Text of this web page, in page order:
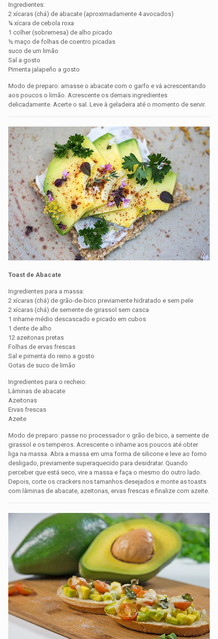
Ingredientes:
2 xícaras (chá) de abacate (aproximadamente 4 avocados)
¼ xícara de cebola roxa
1 colher (sobremesa) de alho picado
½ maço de folhas de coentro picadas
suco de um limão
Sal a gosto
Pimenta jalapeño a gosto
Modo de preparo: amasse o abacate com o garfo e vá acrescentando
aos poucos o limão. Acrescente os demais ingredientes
delicadamente. Acerte o sal. Leve à geladeira até o momento de servir.
Toast de Abacate
Ingredientes para a massa:
2 xícaras (chá) de grão-de-bico previamente hidratado e sem pele
2 xícaras (chá) de semente de girassol sem casca
1 inhame médio descascado e picado em cubos
1 dente de alho
12 azeitonas pretas
Folhas de ervas frescas
Sal e pimenta do reino a gosto
Gotas de suco de limão
Ingredientes para o recheio:
Lâminas de abacate
Azeitonas
Ervas frescas
Azeite
Modo de preparo: passe no processador o grão de bico, a semente de
girassol e os temperos. Acrescente o inhame aos poucos até obter
liga na massa. Abra a massa em uma forma de silicone e leve ao forno
desligado, previamente superaquecido para desidratar. Quando
perceber que está seco, vire a massa e faça o mesmo do outro lado.
Depois, corte os crackers nos tamanhos desejados e monte as toasts
com lâminas de abacate, azeitonas, ervas frescas e finalize com azeite.